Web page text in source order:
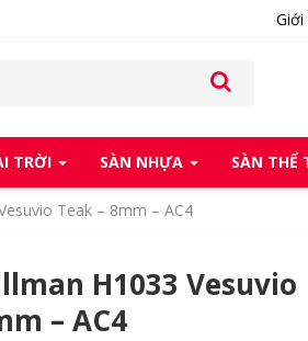
TRỜI SÀN NHỰA SÀN THỂ
Teak – 8mm – AC4
H1033 Vesuvio
– AC4